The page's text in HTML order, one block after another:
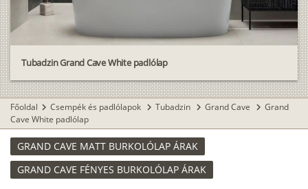
Tubadzin Grand Cave White padlólap
Főoldal chevron_right Csempék és padlólapok chevron_right Tubadzin chevron_right Grand Cave chevron_right Grand
Cave White padlólap
GRAND CAVE MATT BURKOLÓLAP ÁRAK
GRAND CAVE FÉNYES BURKOLÓLAP ÁRAK